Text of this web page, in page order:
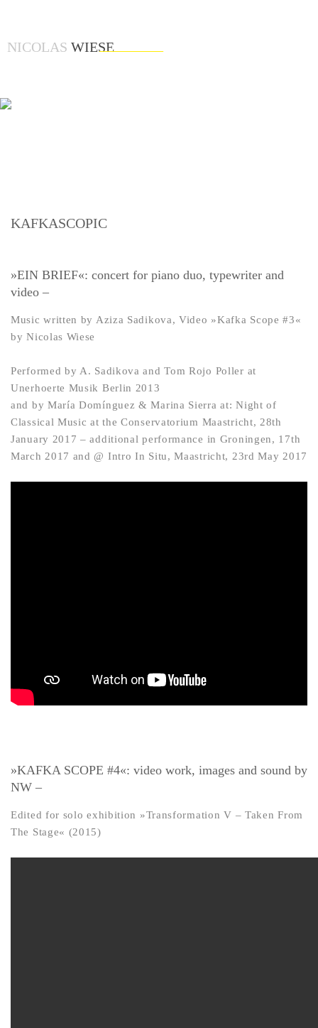
NICOLAS WIESE
KAFKASCOPIC
»EIN BRIEF«: concert for piano duo, typewriter and
video –
Music written by Aziza Sadikova, Video »Kafka Scope #3«
by Nicolas Wiese
Performed by A. Sadikova and Tom Rojo Poller at
Unerhoerte Musik Berlin 2013
and by María Domínguez & Marina Sierra at: Night of
Classical Music at the Conservatorium Maastricht, 28th
January 2017 – additional performance in Groningen, 17th
March 2017 and @ Intro In Situ, Maastricht, 23rd May 2017
»KAFKA SCOPE #4«: video work, images and sound by
NW –
Edited for solo exhibition »Transformation V – Taken From
The Stage« (2015)